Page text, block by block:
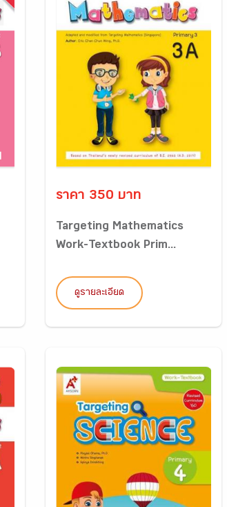
ราคา 350 บาท
Targeting Mathematics
Work-Textbook Prim...
ดูรายละเอียด